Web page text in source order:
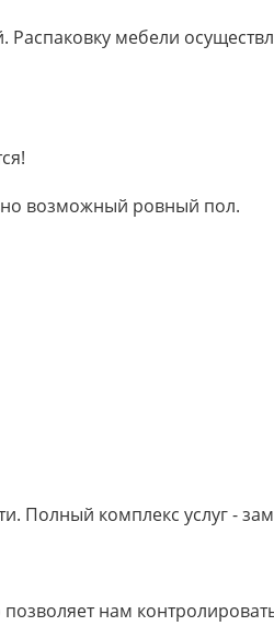
Распаковку мебели
возможный ровный пол.
Полный комплекс услуг -
нам